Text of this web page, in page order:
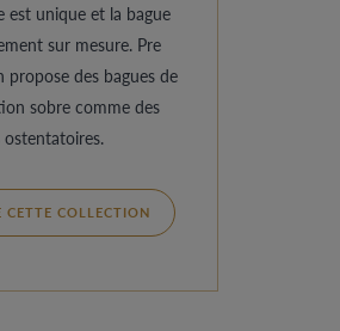
est unique et la bague
sur mesure. Pre
des bagues de
sobre comme des
CETTE COLLECTION